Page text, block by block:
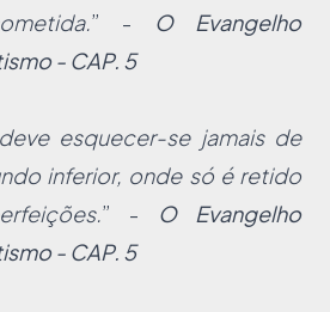
” -
O Evangelho
- CAP. 5
esquecer-se jamais de
inferior, onde só é retido
” - O Evangelho
- CAP. 5